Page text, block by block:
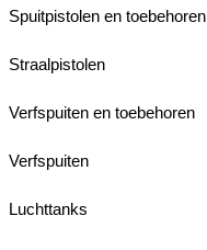
Spuitpistolen en toebehoren
Straalpistolen
Verfspuiten en toebehoren
Verfspuiten
Luchttanks